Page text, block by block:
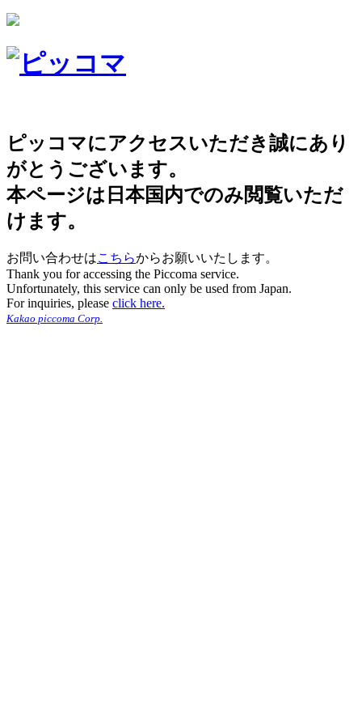
ピッコマにアクセスいただき誠にあり
がとうございます。
本ページは日本国内でのみ閲覧いただ
けます。
お問い合わせはこちらからお願いいたします。
Thank you for accessing the Piccoma service.
Unfortunately, this service can only be used from Japan.
For inquiries, please click here.
Kakao piccoma Corp.